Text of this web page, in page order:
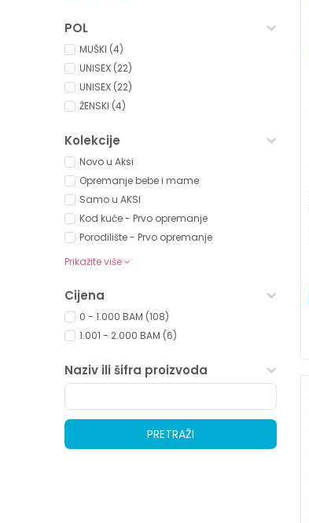
POL
MUŠKI (4)
UNISEX (22)
UNISEX (22)
ŽENSKI (4)
Kolekcije
Novo u Aksi
Opremanje bebe i mame
Samo u AKSI
Kod kuće - Prvo opremanje
Porodilište - Prvo opremanje
Prikažite više
Cijena
0 - 1.000 BAM (108)
1.001 - 2.000 BAM (6)
Naziv ili šifra proizvoda
PRETRAŽI